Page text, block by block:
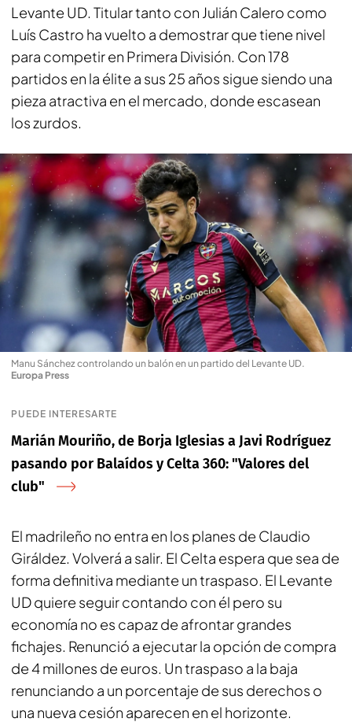
Levante UD. Titular tanto con Julián Calero como
Luís Castro ha vuelto a demostrar que tiene nivel
para competir en Primera División. Con 178
partidos en la élite a sus 25 años sigue siendo una
pieza atractiva en el mercado, donde escasean
los zurdos.
Manu Sánchez controlando un balón en un partido del Levante UD.
Europa Press
PUEDE INTERESARTE
Marián Mouriño, de Borja Iglesias a Javi Rodríguez
pasando por Balaídos y Celta 360: "Valores del
club"
El madrileño no entra en los planes de Claudio
Giráldez. Volverá a salir. El Celta espera que sea de
forma definitiva mediante un traspaso. El Levante
UD quiere seguir contando con él pero su
economía no es capaz de afrontar grandes
fichajes. Renunció a ejecutar la opción de compra
de 4 millones de euros. Un traspaso a la baja
renunciando a un porcentaje de sus derechos o
una nueva cesión aparecen en el horizonte.